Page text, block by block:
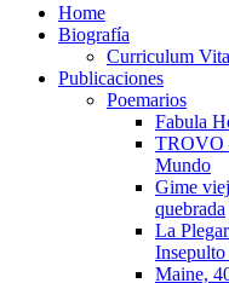
Home
Biografía
Curriculum
Publicaciones
Poemarios
Fabula
TROVO
Mundo
Gime
quebrada
La
Insepulto
Maine,